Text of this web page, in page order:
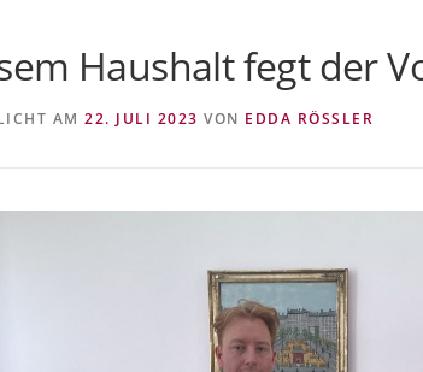
Haushalt fegt der
AM 22. JULI 2023 VON EDDA RÖSSLER